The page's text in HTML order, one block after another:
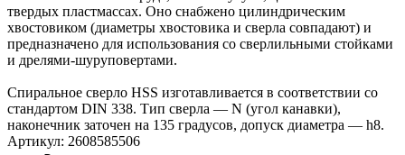
твердых пластмассах. Оно снабжено цилиндрическим
хвостовиком (диаметры хвостовика и сверла совпадают) и
предназначено для использования со сверлильными стойками
и дрелями-шуруповертами.
Спиральное сверло HSS изготавливается в соответствии со
стандартом DIN 338. Тип сверла — N (угол канавки),
наконечник заточен на 135 градусов, допуск диаметра — h8.
Артикул: 2608585506